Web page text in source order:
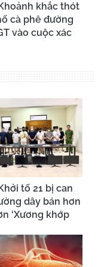
Khoảnh khắc thót
cà phê đường
vào cuộc xác
Khởi tố 21 bị can
dây bán hơn
‘Xương khớp